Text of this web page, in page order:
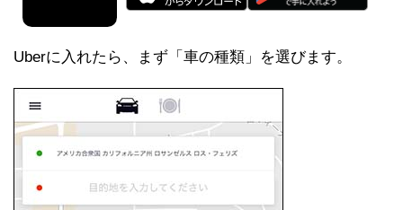
Uberに入れたら、まず「車の種類」を選びます。